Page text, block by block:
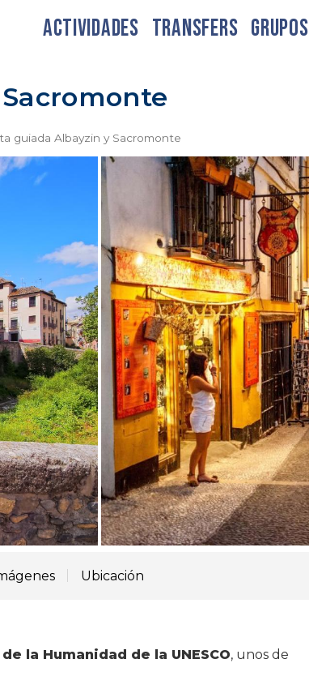
ACTIVIDADES TRANSFERS GRUPOS
guiada Albayzin y Sacromonte
Ubicación
la Humanidad de la UNESCO, unos de